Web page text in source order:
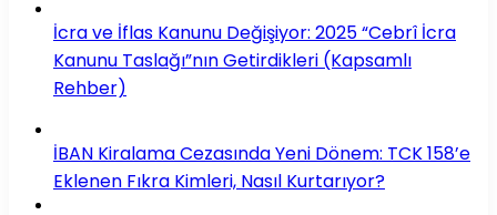
İcra ve İflas Kanunu Değişiyor: 2025 “Cebrî İcra
Kanunu Taslağı”nın Getirdikleri (Kapsamlı
Rehber)
İBAN Kiralama Cezasında Yeni Dönem: TCK 158’e
Eklenen Fıkra Kimleri, Nasıl Kurtarıyor?